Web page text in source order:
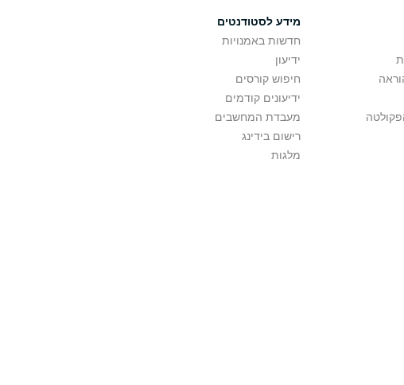
מידע לסטודנטים
חדשות באמנויות
ידיעון
חיפוש קורסים
ידיעונים קודמים
מעבדת המחשבים
רישום בידינג
מלגות